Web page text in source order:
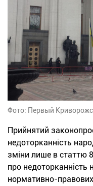
Фото: Первый
Прийнятий
недоторканність
зміни лише в статтю
про недоторканність
нормативно-